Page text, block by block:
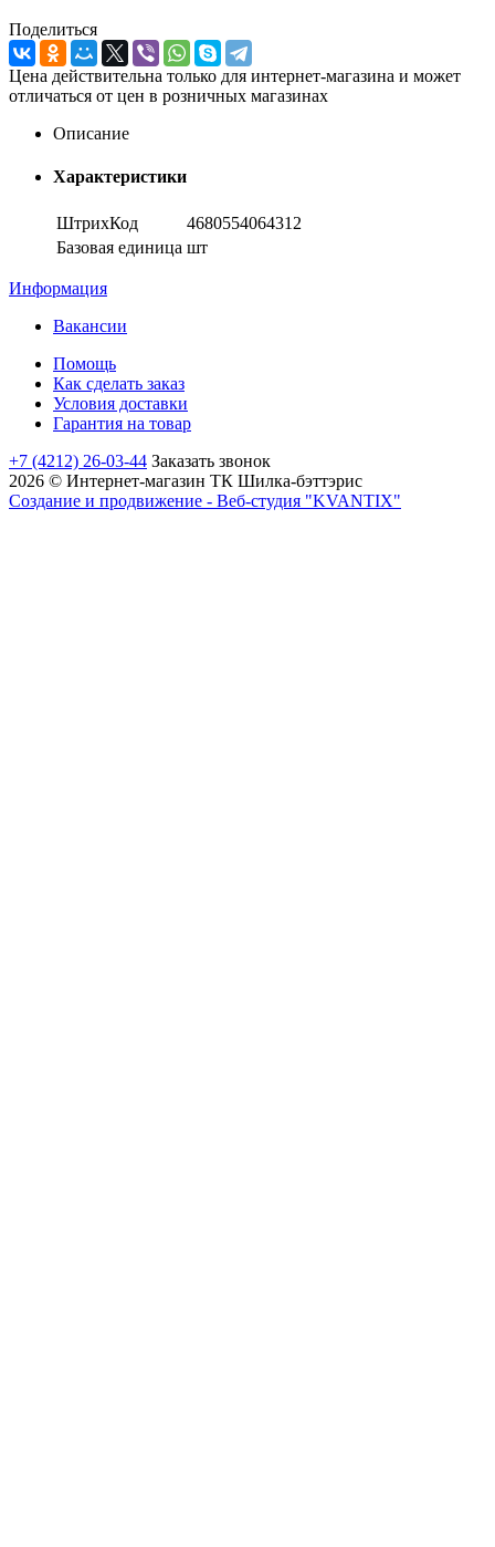
Поделиться
Цена действительна только для интернет-магазина и может
отличаться от цен в розничных магазинах
Описание
Характеристики
ШтрихКод
4680554064312
Базовая единица шт
Информация
Вакансии
Помощь
Как сделать заказ
Условия доставки
Гарантия на товар
+7 (4212) 26-03-44 Заказать звонок
2026 © Интернет-магазин ТК Шилка-бэттэрис
Создание и продвижение - Веб-студия "KVANTIX"